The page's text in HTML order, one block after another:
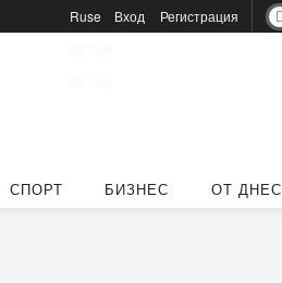
Ruse
Вход Регистрация
СПОРТ БИЗНЕС ОТ ДНЕС